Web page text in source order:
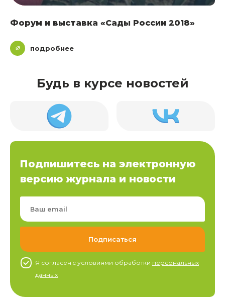
Форум и выставка «Сады России 2018»
подробнее
Будь в курсе новостей
Подпишитесь на электронную
версию журнала и новости
Я согласен c условиями обработки персональных
данных